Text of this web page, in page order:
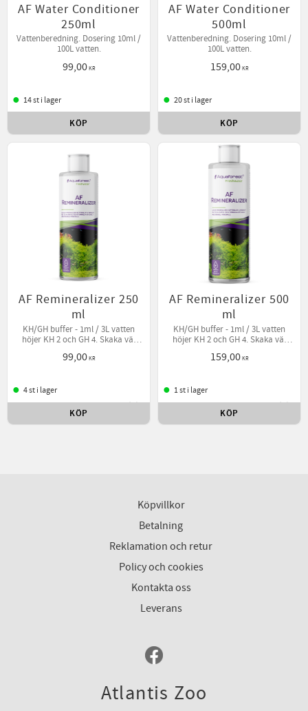
AF Water Conditioner
250ml
Vattenberedning. Dosering 10ml /
100L vatten.
99,00KR
14 st i lager
KÖP
AF Water Conditioner
500ml
Vattenberedning. Dosering 10ml /
100L vatten.
159,00KR
20 st i lager
KÖP
AF Remineralizer 250
ml
KH/GH buffer - 1ml / 3L vatten
höjer KH 2 och GH 4. Skaka väl
akvariet innan dosering,
99,00KR
4 st i lager
KÖP
AF Remineralizer 500
ml
KH/GH buffer - 1ml / 3L vatten
höjer KH 2 och GH 4. Skaka väl
akvariet innan dosering,
159,00KR
1 st i lager
KÖP
Köpvillkor
Betalning
Reklamation och retur
Policy och cookies
Kontakta oss
Leverans
Atlantis Zoo